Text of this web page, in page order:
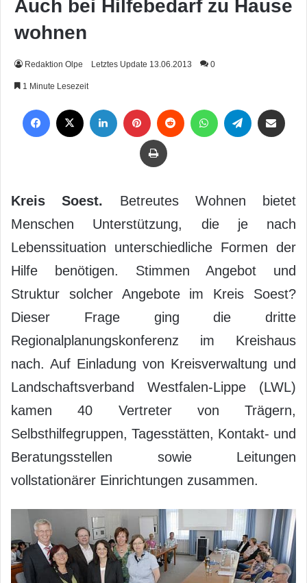
Auch bei Hilfebedarf zu Hause
wohnen
Redaktion Olpe Letztes Update 13.06.2013 0
1 Minute Lesezeit
Drucken
Kreis Soest. Betreutes Wohnen bietet
Menschen Unterstützung, die je nach
Lebenssituation unterschiedliche Formen der
Hilfe benötigen. Stimmen Angebot und
Struktur solcher Angebote im Kreis Soest?
Dieser Frage ging die dritte
Regionalplanungskonferenz im Kreishaus
nach. Auf Einladung von Kreisverwaltung und
Landschaftsverband Westfalen-Lippe (LWL)
kamen 40 Vertreter von Trägern,
Selbsthilfegruppen, Tagesstätten, Kontakt- und
Beratungsstellen sowie Leitungen
vollstationärer Einrichtungen zusammen.